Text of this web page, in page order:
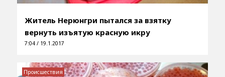
Житель Нерюнгри пытался за взятку
вернуть изъятую красную икру
7:04 / 19.1.2017
Происшествия